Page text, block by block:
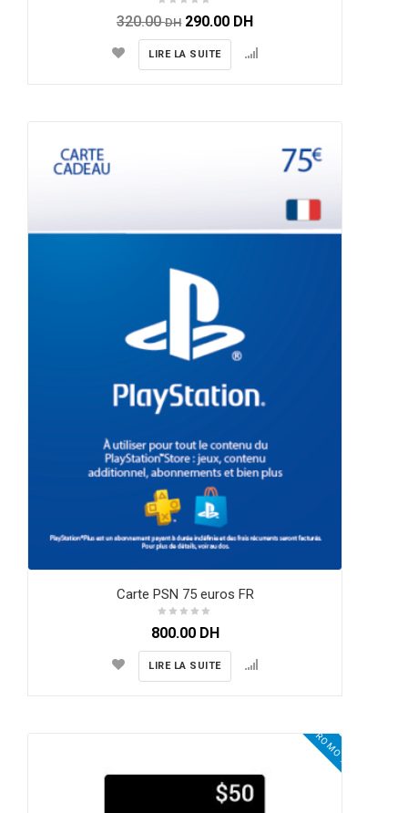
320.00DH 290.00 DH
LIRE LA SUITE
Carte PSN 75 euros FR
800.00 DH
LIRE LA SUITE
PROMO !